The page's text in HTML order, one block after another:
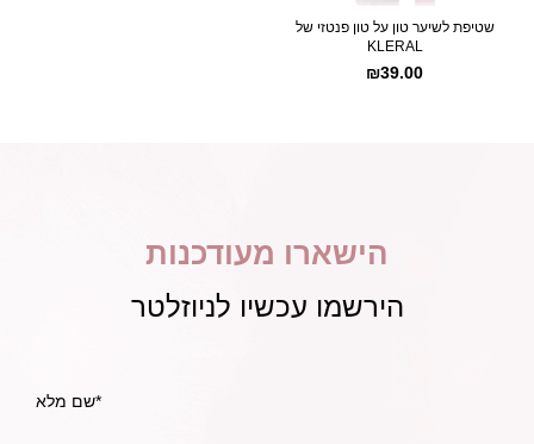
שטיפת לשיער טון על טון פנטזי של
KLERAL
₪39.00
הישארו מעודכנות
הירשמו עכשיו לניוזלטר